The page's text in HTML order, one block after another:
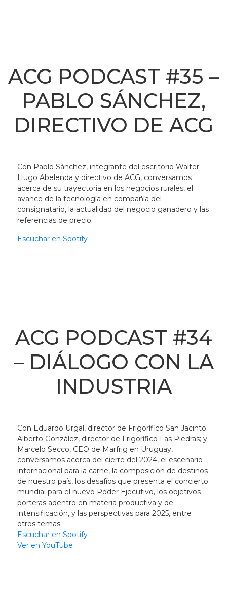
ACG PODCAST #35 –
PABLO SÁNCHEZ,
DIRECTIVO DE ACG
Con Pablo Sánchez, integrante del escritorio Walter
Hugo Abelenda y directivo de ACG, conversamos
acerca de su trayectoria en los negocios rurales, el
avance de la tecnología en compañía del
consignatario, la actualidad del negocio ganadero y las
referencias de precio.
Escuchar en Spotify
ACG PODCAST #34
– DIÁLOGO CON LA
INDUSTRIA
Con Eduardo Urgal, director de Frigorífico San Jacinto;
Alberto González, director de Frigorífico Las Piedras; y
Marcelo Secco, CEO de Marfrig en Uruguay,
conversamos acerca del cierre del 2024, el escenario
internacional para la carne, la composición de destinos
de nuestro país, los desafíos que presenta el concierto
mundial para el nuevo Poder Ejecutivo, los objetivos
porteras adentro en materia productiva y de
intensificación, y las perspectivas para 2025, entre
otros temas.
Escuchar en Spotify
Ver en YouTube